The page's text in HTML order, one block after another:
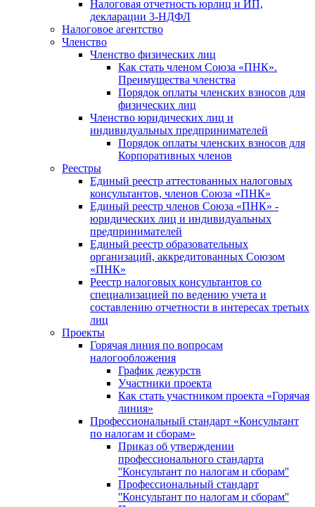
Налоговая отчетность юрлиц и ИП,
декларации 3-НДФЛ
Налоговое агентство
Членство
Членство физических лиц
Как стать членом Союза «ПНК».
Преимущества членства
Порядок оплаты членских взносов для
физических лиц
Членство юридических лиц и
индивидуальных предпринимателей
Порядок оплаты членских взносов для
Корпоративных членов
Реестры
Единый реестр аттестованных налоговых
консультантов, членов Союза «ПНК»
Единый реестр членов Союза «ПНК» -
юридических лиц и индивидуальных
предпринимателей
Единый реестр образовательных
организаций, аккредитованных Союзом
«ПНК»
Реестр налоговых консультантов со
специализацией по ведению учета и
составлению отчетности в интересах третьих
лиц
Проекты
Горячая линия по вопросам
налогообложения
График дежурств
Участники проекта
Как стать участником проекта «Горячая
линия»
Профессиональный стандарт «Консультант
по налогам и сборам»
Приказ об утверждении
профессионального стандарта
''Консультант по налогам и сборам''
Профессиональный стандарт
''Консультант по налогам и сборам''